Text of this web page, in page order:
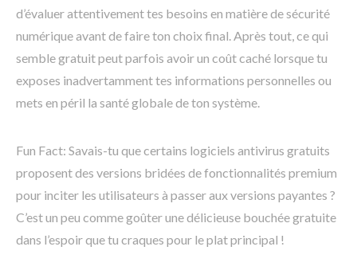
d’évaluer attentivement tes besoins en matière de sécurité
numérique avant de faire ton choix final. Après tout, ce qui
semble gratuit peut parfois avoir un coût caché lorsque tu
exposes inadvertamment tes informations personnelles ou
mets en péril la santé globale de ton système.
Fun Fact: Savais-tu que certains logiciels antivirus gratuits
proposent des versions bridées de fonctionnalités premium
pour inciter les utilisateurs à passer aux versions payantes ?
C’est un peu comme goûter une délicieuse bouchée gratuite
dans l’espoir que tu craques pour le plat principal !